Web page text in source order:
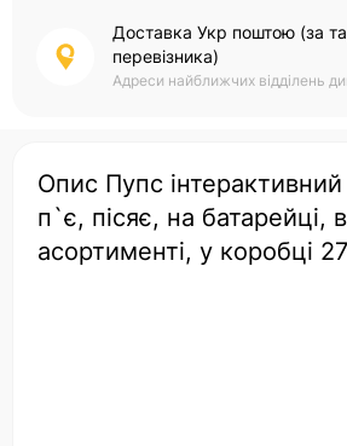
Доставка Укр поштою (за
перевізника)
Адреси найближчих відділень
Опис Пупс інтерактивний
п`є, пісяє, на батарейці, в
асортименті, у коробці